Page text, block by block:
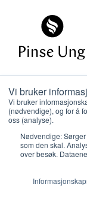
Vi bruker
Vi bruker
(nødvendige), og for å
oss (analyse).
Nødvendige:
som den skal.
over besøk.
HK 5
PER